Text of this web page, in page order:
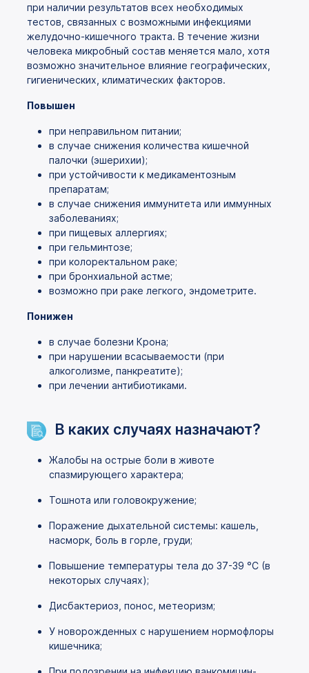
при наличии результатов всех необходимых
тестов, связанных с возможными инфекциями
желудочно-кишечного тракта. В течение жизни
человека микробный состав меняется мало, хотя
возможно значительное влияние географических,
гигиенических, климатических факторов.
Повышен
при неправильном питании;
в случае снижения количества кишечной
палочки (эшерихии);
при устойчивости к медикаментозным
препаратам;
в случае снижения иммунитета или иммунных
заболеваниях;
при пищевых аллергиях;
при гельминтозе;
при колоректальном раке;
при бронхиальной астме;
возможно при раке легкого, эндометрите.
Понижен
в случае болезни Крона;
при нарушении всасываемости (при
алкоголизме, панкреатите);
при лечении антибиотиками.
В каких случаях назначают?
Жалобы на острые боли в животе
спазмирующего характера;
Тошнота или головокружение;
Поражение дыхательной системы: кашель,
насморк, боль в горле, груди;
Повышение температуры тела до 37-39 °C (в
некоторых случаях);
Дисбактериоз, понос, метеоризм;
У новорожденных с нарушением нормофлоры
кишечника;